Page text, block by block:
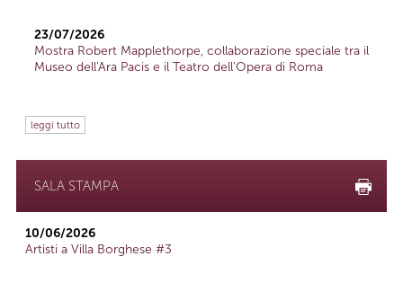
23/07/2026
Mostra Robert Mapplethorpe, collaborazione speciale tra il
Museo dell'Ara Pacis e il Teatro dell'Opera di Roma
leggi tutto
SALA STAMPA
10/06/2026
Artisti a Villa Borghese #3